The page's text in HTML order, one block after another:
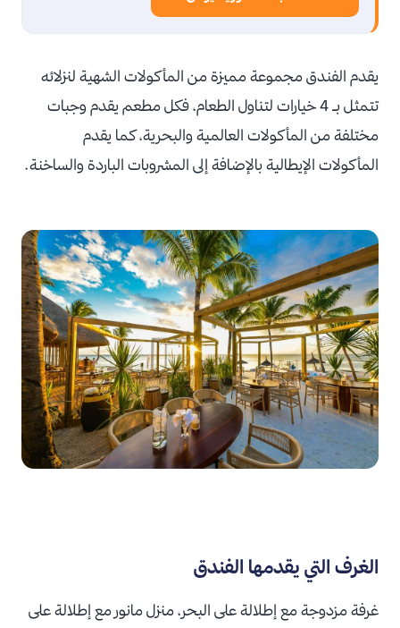
يقدم الفندق مجموعة مميزة من المأكولات الشهية لنزلائه
تتمثل بـ 4 خيارات لتناول الطعام، فكل مطعم يقدم وجبات
مختلفة من المأكولات العالمية والبحرية، كما يقدم
المأكولات الإيطالية بالإضافة إلى المشروبات الباردة والساخنة.
الغرف التي يقدمها الفندق
غرفة مزدوجة مع إطلالة على البحر، منزل مانور مع إطلالة على